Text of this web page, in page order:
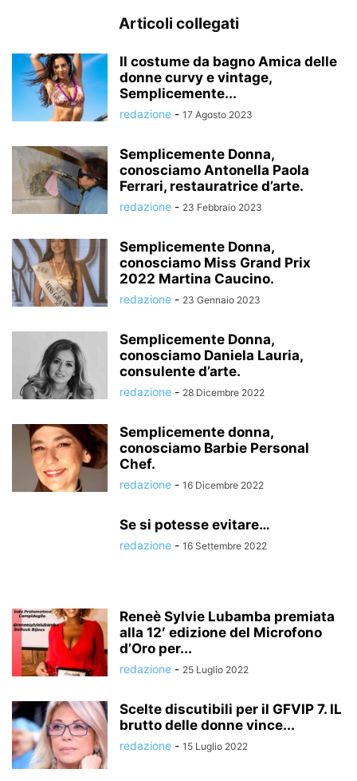
Articoli collegati
Il costume da bagno Amica delle
donne curvy e vintage,
Semplicemente...
redazione - 17 Agosto 2023
Semplicemente Donna,
conosciamo Antonella Paola
Ferrari, restauratrice d’arte.
redazione - 23 Febbraio 2023
Semplicemente Donna,
conosciamo Miss Grand Prix
2022 Martina Caucino.
redazione - 23 Gennaio 2023
Semplicemente Donna,
conosciamo Daniela Lauria,
consulente d’arte.
redazione - 28 Dicembre 2022
Semplicemente donna,
conosciamo Barbie Personal
Chef.
redazione - 16 Dicembre 2022
Se si potesse evitare…
redazione - 16 Settembre 2022
Reneè Sylvie Lubamba premiata
alla 12′ edizione del Microfono
d’Oro per...
redazione - 25 Luglio 2022
Scelte discutibili per il GFVIP 7. IL
brutto delle donne vince...
redazione - 15 Luglio 2022